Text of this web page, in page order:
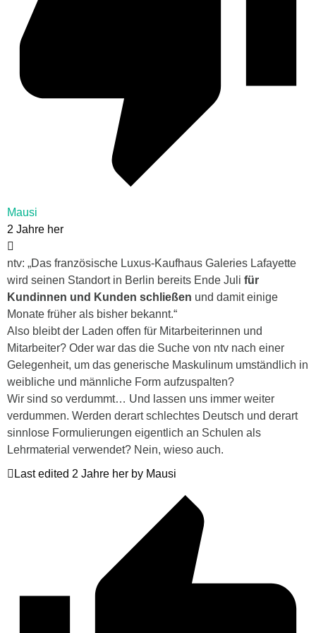
Mausi
2 Jahre her
ntv: „Das französische Luxus-Kaufhaus Galeries Lafayette
wird seinen Standort in Berlin bereits Ende Juli für
Kundinnen und Kunden schließen und damit einige
Monate früher als bisher bekannt.“
Also bleibt der Laden offen für Mitarbeiterinnen und
Mitarbeiter? Oder war das die Suche von ntv nach einer
Gelegenheit, um das generische Maskulinum umständlich in
weibliche und männliche Form aufzuspalten?
Wir sind so verdummt… Und lassen uns immer weiter
verdummen. Werden derart schlechtes Deutsch und derart
sinnlose Formulierungen eigentlich an Schulen als
Lehrmaterial verwendet? Nein, wieso auch.
Last edited 2 Jahre her by Mausi